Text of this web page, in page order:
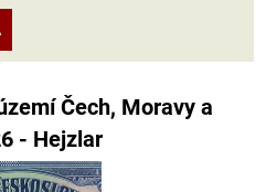
Čech, Moravy a
- Hejzlar